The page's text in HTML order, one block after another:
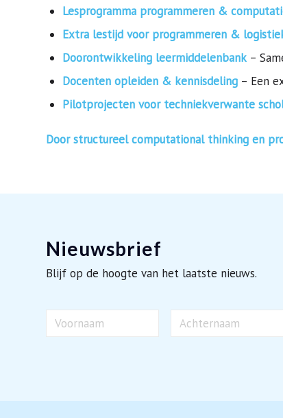
Lesprogramma programmeren &
Extra lestijd voor programmeren &
Doorontwikkeling leermiddelenbank –
Docenten opleiden & kennisdeling – Een
Pilotprojecten voor techniekverwante
Door structureel computational thinking en
Nieuwsbrief
Blijf op de hoogte van het laatste nieuws.